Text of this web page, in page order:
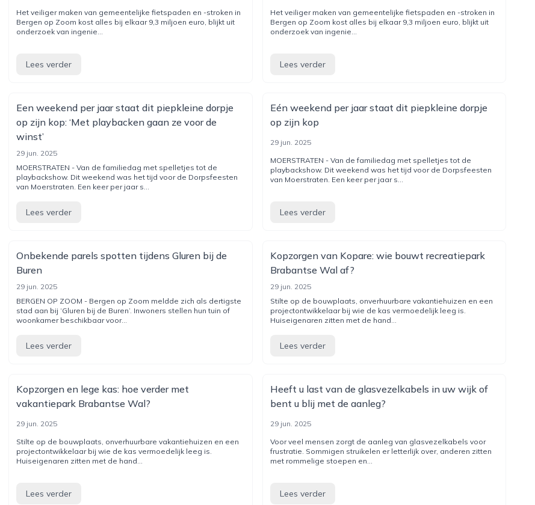
Het veiliger maken van gemeentelijke fietspaden en -stroken in
Bergen op Zoom kost alles bij elkaar 9,3 miljoen euro, blijkt uit
onderzoek van ingenie...
Lees verder
Het veiliger maken van gemeentelijke fietspaden en -stroken in
Bergen op Zoom kost alles bij elkaar 9,3 miljoen euro, blijkt uit
onderzoek van ingenie...
Lees verder
Een weekend per jaar staat dit piepkleine dorpje
op zijn kop: ‘Met playbacken gaan ze voor de
winst’
29 jun. 2025
MOERSTRATEN - Van de familiedag met spelletjes tot de
playbackshow. Dit weekend was het tijd voor de Dorpsfeesten
van Moerstraten. Een keer per jaar s...
Lees verder
Eén weekend per jaar staat dit piepkleine dorpje
op zijn kop
29 jun. 2025
MOERSTRATEN - Van de familiedag met spelletjes tot de
playbackshow. Dit weekend was het tijd voor de Dorpsfeesten
van Moerstraten. Een keer per jaar s...
Lees verder
Onbekende parels spotten tijdens Gluren bij de
Buren
29 jun. 2025
BERGEN OP ZOOM - Bergen op Zoom meldde zich als dertigste
stad aan bij ‘Gluren bij de Buren’. Inwoners stellen hun tuin of
woonkamer beschikbaar voor...
Lees verder
Kopzorgen van Kopare: wie bouwt recreatiepark
Brabantse Wal af?
29 jun. 2025
Stilte op de bouwplaats, onverhuurbare vakantiehuizen en een
projectontwikkelaar bij wie de kas vermoedelijk leeg is.
Huiseigenaren zitten met de hand...
Lees verder
Kopzorgen en lege kas: hoe verder met
vakantiepark Brabantse Wal?
29 jun. 2025
Stilte op de bouwplaats, onverhuurbare vakantiehuizen en een
projectontwikkelaar bij wie de kas vermoedelijk leeg is.
Huiseigenaren zitten met de hand...
Lees verder
Heeft u last van de glasvezelkabels in uw wijk of
bent u blij met de aanleg?
29 jun. 2025
Voor veel mensen zorgt de aanleg van glasvezelkabels voor
frustratie. Sommigen struikelen er letterlijk over, anderen zitten
met rommelige stoepen en...
Lees verder